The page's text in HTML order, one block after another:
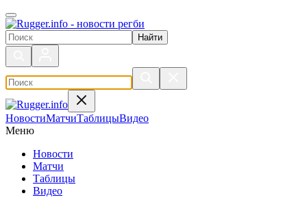
Поиск по сайту
НовостиМатчиТаблицыВидео
Меню
Новости
Матчи
Таблицы
Видео